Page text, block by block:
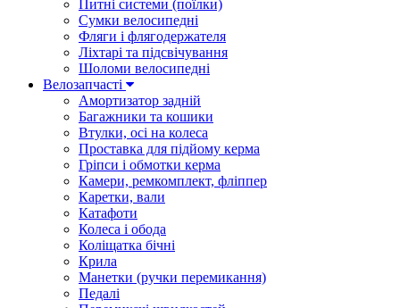
Питні системи (поїлки)
Сумки велосипедні
Фляги і флягодержателя
Ліхтарі та підсвічування
Шоломи велосипедні
Велозапчасті
Амортизатор задній
Багажники та кошики
Втулки, осі на колеса
Проставка для підйому керма
Гріпси і обмотки керма
Камери, ремкомплект, фліппер
Каретки, вали
Катафоти
Колеса і обода
Коліщатка бічні
Крила
Манетки (ручки перемикання)
Педалі